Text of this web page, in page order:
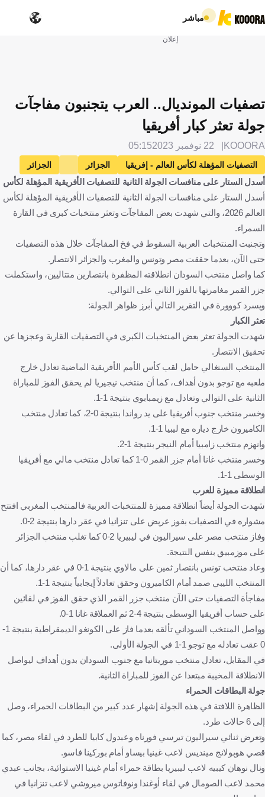
مباشر
إعلان
تصفيات المونديال.. العرب يتجنبون مفاجآت
جولة تعثر كبار أفريقيا
KOOORA 22 نوفمبر 2023 05:15
التصفيات المؤهلة لكأس العالم - إفريقيا الجزائر
الجزائر
الكونغو الديمقراطية
الكونغو - كينشاسا مصر
مصر
مالاوي
ملاوي المغرب المغرب
موزمبيق
موزمبيق
نيجيريا زيمبابوي
زيمبابوي
تونس
تونس سيراليون سيراليون
السودان
السودان
غانا غانا جزر القمر
جزر القمر
تنزانيا
تنزانيا كرة قدم
أسدل الستار على منافسات الجولة الثانية للتصفيات الأفريقية المؤهلة لكأس
أسدل الستار على منافسات الجولة الثانية للتصفيات الأفريقية المؤهلة لكأس
العالم 2026، والتي شهدت بعض المفاجآت وتعثر منتخبات كبرى في القارة
السمراء.
وتجنبت المنتخبات العربية السقوط في فخ المفاجآت خلال هذه التصفيات
حتى الآن، بعدما حققت مصر وتونس والمغرب والجزائر الانتصار.
كما واصل منتخب السودان انطلاقته المظفرة بانتصارين متتاليين، واستكملت
جزر القمر مغامرتها بالفوز الثاني على التوالي.
ويسرد كووورة في التقرير التالي أبرز ظواهر الجولة:
تعثر الكبار
شهدت الجولة تعثر بعض المنتخبات الكبرى في التصفيات القارية وعجزها عن
تحقيق الانتصار.
المنتخب السنغالي حامل لقب كأس الأمم الأفريقية الماضية تعادل خارج
ملعبه مع توجو بدون أهداف، كما أن منتخب نيجيريا لم يحقق الفوز للمباراة
الثانية على التوالي وتعادل مع زيمبابوي بنتيجة 1-1.
وخسر منتخب جنوب أفريقيا على يد رواندا بنتيجة 0-2، كما تعادل منتخب
الكاميرون خارج دياره مع ليبيا 1-1.
وانهزم منتخب زامبيا أمام النيجر بنتيجة 1-2.
وخسر منتخب غانا أمام جزر القمر 0-1 كما تعادل منتخب مالي مع أفريقيا
الوسطى 1-1.
انطلاقة مميزة للعرب
شهدت الجولة أيضاً انطلاقة مميزة للمنتخبات العربية فالمنتخب المغربي افتتح
مشواره في التصفيات بفوز عريض على تنزانيا في عقر دارها بنتيجة 2-0.
وفاز منتخب مصر على سيراليون في ليبيريا 2-0 كما تغلب منتخب الجزائر
على موزمبيق بنفس النتيجة.
وعاد منتخب تونس بانتصار ثمين على مالاوي بنتيجة 1-0 في عقر دارها، كما أن
المنتخب الليبي صمد أمام الكاميرون وحقق تعادلاً إيجابياً بنتيجة 1-1.
مفاجأة التصفيات حتى الآن منتخب جزر القمر الذي حقق الفوز في لقائين
على حساب أفريقيا الوسطى بنتيجة 4-2 ثم العملاقة غانا 1-0.
وواصل المنتخب السوداني تألقه بعدما فاز على الكونغو الديمقراطية بنتيجة 1-
0 عقب تعادله مع توجو 1-1 في الجولة الأولى.
في المقابل، تعادل منتخب موريتانيا مع جنوب السودان بدون أهداف ليواصل
الانطلاقة المخيبة مبتعدا عن الفوز للمباراة الثانية.
جولة البطاقات الحمراء
الظاهرة اللافتة في هذه الجولة إشهار عدد كبير من البطاقات الحمراء، وصل
إلى 6 حالات طرد.
وتعرض ثنائي سيراليون تيرسي فورناه وعبدول كابيا للطرد في لقاء مصر، كما
قصي هوبولانج مينديس لاعب غينيا بيساو أمام بوركينا فاسو.
ونال نوهان كيبيه لاعب ليبيريا بطاقة حمراء أمام غينيا الاستوائية، بجانب عبدي
محمد لاعب الصومال في لقاء أوغندا ونوفاتوس ميروشي لاعب تنزانيا في